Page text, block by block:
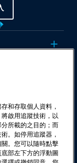
和存取個人資料，
啟用追蹤技術，以
所載的之目的；而
。如停用追蹤器，
。您可以隨時點擊
部左下方的浮動圖